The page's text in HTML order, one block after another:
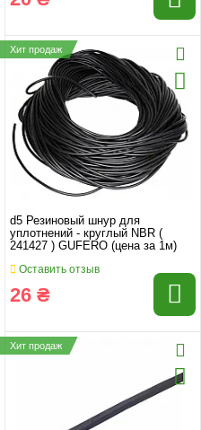
Хит продаж
d5 Резиновый шнур для
уплотнений - круглый NBR (
241427 ) GUFERO (цена за 1м)
Оставить отзыв
26 ₴
Хит продаж